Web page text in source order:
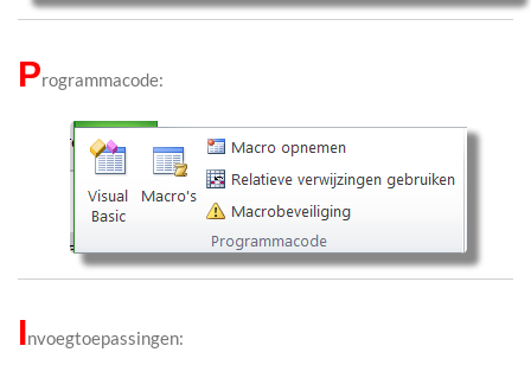
Programmacode:
Invoegtoepassingen: